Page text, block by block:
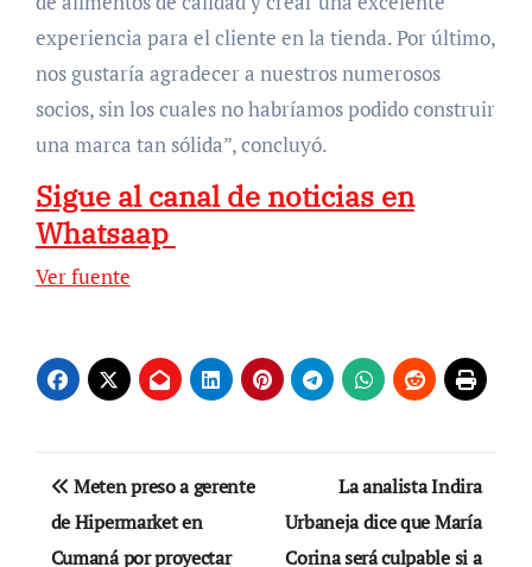
experiencia para el cliente en la tienda. Por último,
nos gustaría agradecer a nuestros numerosos
socios, sin los cuales no habríamos podido construir
una marca tan sólida”, concluyó.
Sigue al canal de noticias en
Whatsaap
Ver fuente
Navegación
de
Meten preso a gerente
de Hipermarket en
Cumaná por proyectar
La analista Indira
Urbaneja dice que María
Corina será culpable si a